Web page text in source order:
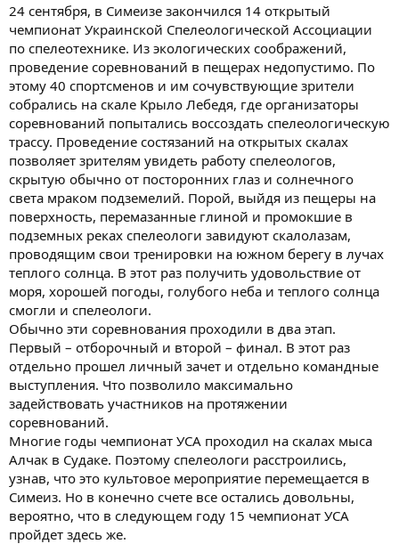
24 сентября, в Симеизе закончился 14 открытый
чемпионат Украинской Спелеологической Ассоциации
по спелеотехнике. Из экологических соображений,
проведение соревнований в пещерах недопустимо. По
этому 40 спортсменов и им сочувствующие зрители
собрались на скале Крыло Лебедя, где организаторы
соревнований попытались воссоздать спелеологическую
трассу. Проведение состязаний на открытых скалах
позволяет зрителям увидеть работу спелеологов,
скрытую обычно от посторонних глаз и солнечного
света мраком подземелий. Порой, выйдя из пещеры на
поверхность, перемазанные глиной и промокшие в
подземных реках спелеологи завидуют скалолазам,
проводящим свои тренировки на южном берегу в лучах
теплого солнца. В этот раз получить удовольствие от
моря, хорошей погоды, голубого неба и теплого солнца
смогли и спелеологи.
Обычно эти соревнования проходили в два этап.
Первый – отборочный и второй – финал. В этот раз
отдельно прошел личный зачет и отдельно командные
выступления. Что позволило максимально
задействовать участников на протяжении
соревнований.
Многие годы чемпионат УСА проходил на скалах мыса
Алчак в Судаке. Поэтому спелеологи расстроились,
узнав, что это культовое мероприятие перемещается в
Симеиз. Но в конечно счете все остались довольны,
вероятно, что в следующем году 15 чемпионат УСА
пройдет здесь же.